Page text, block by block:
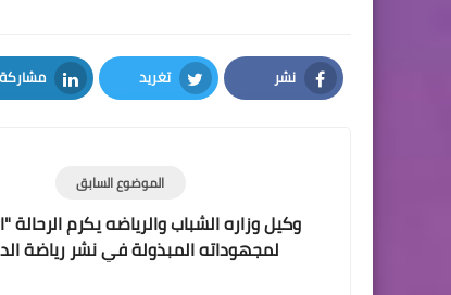
نشر
Facebook
تغريد
Twitter
مشاركة
LinkedIn
الموضوع السابق
وكيل وزاره الشباب والرياضه يكرم
لمجهوداته المبذولة في نشر رياضة